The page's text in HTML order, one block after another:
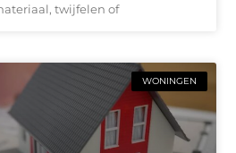
twijfelen of
WONINGEN